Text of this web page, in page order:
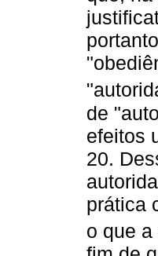
de
efeitos
20.
prática
o que